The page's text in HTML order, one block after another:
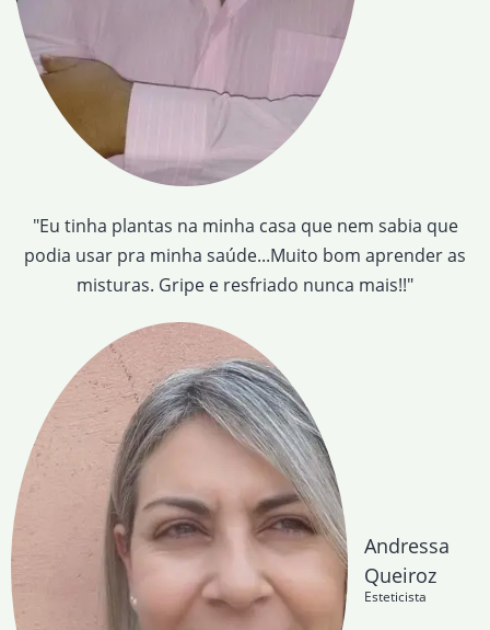
"Eu tinha plantas na minha casa que nem sabia que
podia usar pra minha saúde...Muito bom aprender as
misturas. Gripe e resfriado nunca mais!!"
Andressa
Queiroz
Esteticista